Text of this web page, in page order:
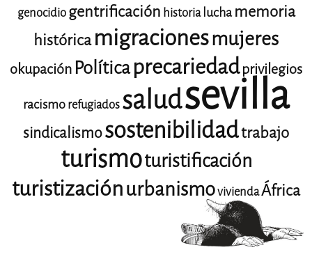
genocidiogentrificación historia lucha memoria
histórica migracionesmujeres
okupaciónPolíticaprecariedadprivilegios
racismorefugiadossaludsevilla
sindicalismosostenibilidadtrabajo
turismoturistificación
turistizaciónurbanismoviviendaÁfrica